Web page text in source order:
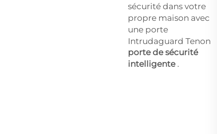
sécurité dans votre
propre maison avec
une porte
Intrudaguard Tenon
porte de sécurité
intelligente .